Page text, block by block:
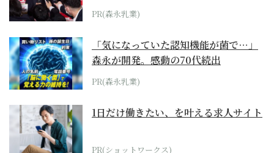
PR(森永乳業)
「気になっていた認知機能が菌で…」
森永が開発。感動の70代続出
PR(森永乳業)
1日だけ働きたい、を叶える求人サイト
PR(ショットワークス)